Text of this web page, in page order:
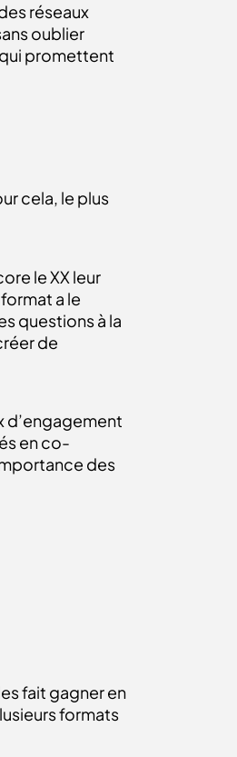
réseaux
oublier
promettent
cela, le plus
le XX leur
a le
questions à la
de
d’engagement
en co-
des
fait gagner en
formats